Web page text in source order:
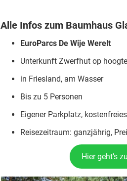
Alle Infos zum Baumhaus
EuroParcs De Wije Werelt
Unterkunft Zwerfhut op
in Friesland, am Wasser
Bis zu 5 Personen
Eigener Parkplatz,
Reisezeitraum: ganzjährig,
Hier geht’s